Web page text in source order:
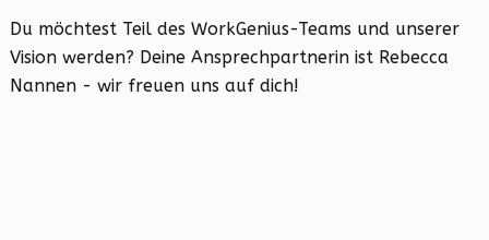
Du möchtest Teil des WorkGenius-Teams und unserer
Vision werden? Deine Ansprechpartnerin ist Rebecca
Nannen - wir freuen uns auf dich!